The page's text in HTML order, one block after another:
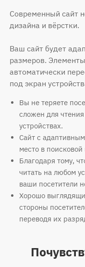
Современный сайт
дизайна и вёрстки.
Ваш сайт будет
размеров.
автоматически
под экран
Вы не теряете
сложен для
устройствах.
Сайт с
место в
Благодаря тому,
читать на любом
ваши посетители
Хорошо
стороны
переводя их